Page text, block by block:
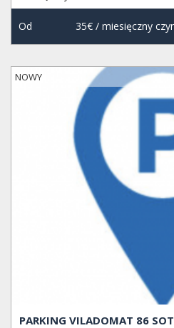
Od 35€/ miesięczny
NOWY
PARKING VILADOMAT 86